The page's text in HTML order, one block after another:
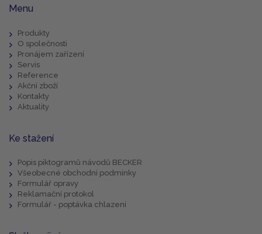
Menu
Produkty
O společnosti
Pronájem zařízení
Servis
Reference
Akční zboží
Kontakty
Aktuality
Ke stažení
Popis piktogramů návodů BECKER
Všeobecné obchodní podmínky
Formulář opravy
Reklamační protokol
Formulář - poptávka chlazení